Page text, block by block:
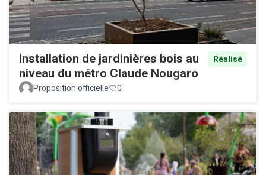
Installation de jardinières bois au
niveau du métro Claude Nougaro
Réalisé
Proposition officielle 0